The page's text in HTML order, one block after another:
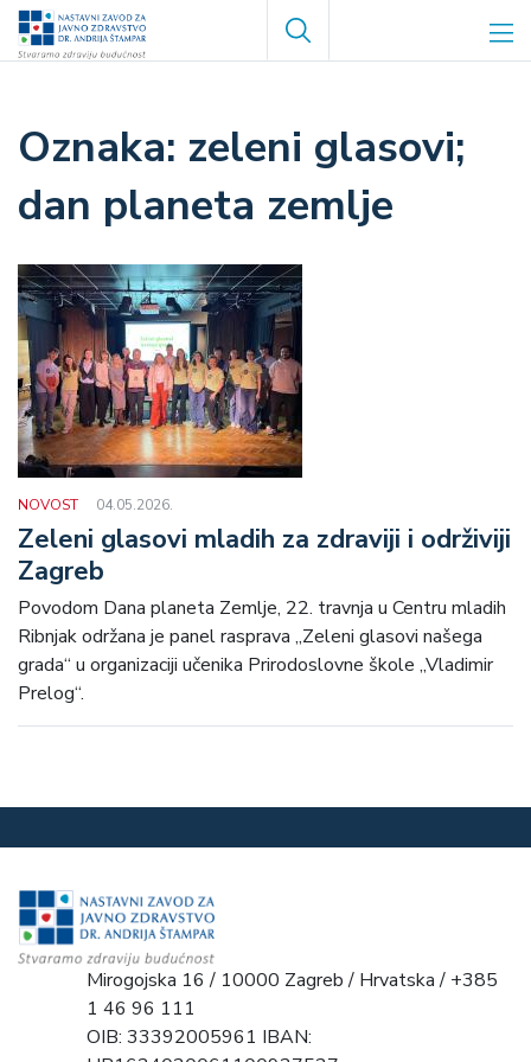
Skoči
Search
zeleni glasovi;
dan planeta zemlje
NOVOST 04.05.2026.
Zeleni glasovi mladih za zdraviji i održiviji
Zagreb
Povodom Dana planeta Zemlje, 22. travnja u Centru mladih
Ribnjak održana je panel rasprava „Zeleni glasovi našega
grada“ u organizaciji učenika Prirodoslovne škole „Vladimir
Prelog“.
Mirogojska 16 / 10000 Zagreb / Hrvatska / +385
1 46 96 111
OIB: 33392005961 IBAN: